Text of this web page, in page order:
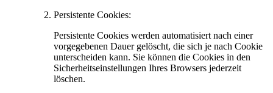
Persistente Cookies:
Persistente Cookies werden automatisiert nach einer
vorgegebenen Dauer gelöscht, die sich je nach Cookie
unterscheiden kann. Sie können die Cookies in den
Sicherheitseinstellungen Ihres Browsers jederzeit
löschen.